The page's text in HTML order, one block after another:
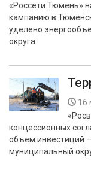
«Россети Тюмень»
кампанию в
уделено
округа.
16
концессионных
объем инвестиций
муниципальный